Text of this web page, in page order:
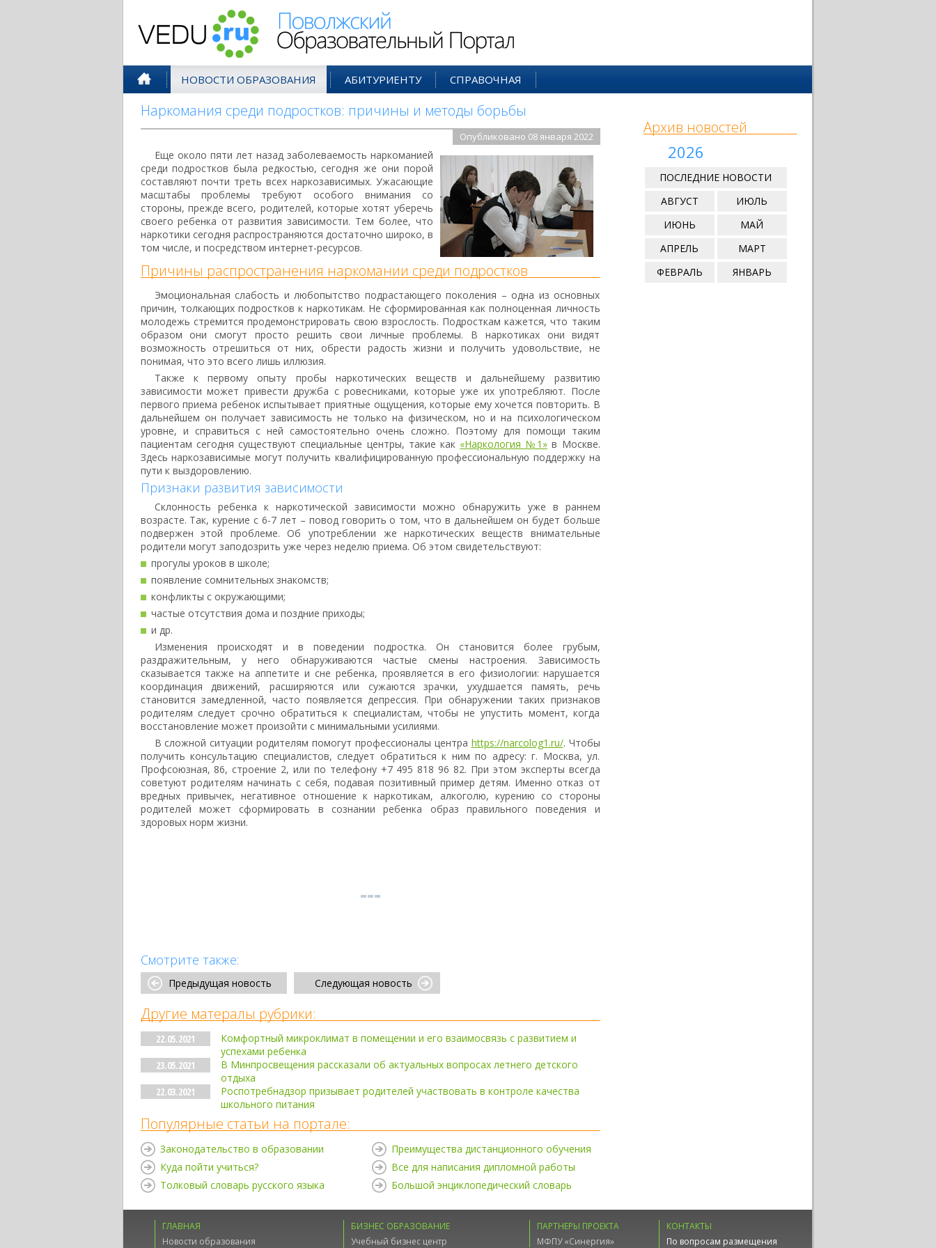
НОВОСТИ ОБРАЗОВАНИЯ АБИТУРИЕНТУ СПРАВОЧНАЯ
Наркомания среди подростков: причины и методы борьбы
Опубликовано 08 января 2022
Еще около пяти лет назад заболеваемость наркоманией
среди подростков была редкостью, сегодня же они порой
составляют почти треть всех наркозависимых. Ужасающие
масштабы проблемы требуют особого внимания со
стороны, прежде всего, родителей, которые хотят уберечь
своего ребенка от развития зависимости. Тем более, что
наркотики сегодня распространяются достаточно широко, в
том числе, и посредством интернет-ресурсов.
Причины распространения наркомании среди подростков
Эмоциональная слабость и любопытство подрастающего поколения – одна из основных
причин, толкающих подростков к наркотикам. Не сформированная как полноценная личность
молодежь стремится продемонстрировать свою взрослость. Подросткам кажется, что таким
образом они смогут просто решить свои личные проблемы. В наркотиках они видят
возможность отрешиться от них, обрести радость жизни и получить удовольствие, не
понимая, что это всего лишь иллюзия.
Также к первому опыту пробы наркотических веществ и дальнейшему развитию
зависимости может привести дружба с ровесниками, которые уже их употребляют. После
первого приема ребенок испытывает приятные ощущения, которые ему хочется повторить. В
дальнейшем он получает зависимость не только на физическом, но и на психологическом
уровне, и справиться с ней самостоятельно очень сложно. Поэтому для помощи таким
пациентам сегодня существуют специальные центры, такие как «Наркология №1»в Москве.
Здесь наркозависимые могут получить квалифицированную профессиональную поддержку на
пути к выздоровлению.
Признаки развития зависимости
Склонность ребенка к наркотической зависимости можно обнаружить уже в раннем
возрасте. Так, курение с 6-7 лет – повод говорить о том, что в дальнейшем он будет больше
подвержен этой проблеме. Об употреблении же наркотических веществ внимательные
родители могут заподозрить уже через неделю приема. Об этом свидетельствуют:
прогулы уроков в школе;
появление сомнительных знакомств;
конфликты с окружающими;
частые отсутствия дома и поздние приходы;
и др.
Изменения происходят и в поведении подростка. Он становится более грубым,
раздражительным, у него обнаруживаются частые смены настроения. Зависимость
сказывается также на аппетите и сне ребенка, проявляется в его физиологии: нарушается
координация движений, расширяются или сужаются зрачки, ухудшается память, речь
становится замедленной, часто появляется депрессия. При обнаружении таких признаков
родителям следует срочно обратиться к специалистам, чтобы не упустить момент, когда
восстановление может произойти с минимальными усилиями.
В сложной ситуации родителям помогут профессионалы центра https://narcolog1.ru/. Чтобы
получить консультацию специалистов, следует обратиться к ним по адресу: г. Москва, ул.
Профсоюзная, 86, строение 2, или по телефону +7 495 818 96 82. При этом эксперты всегда
советуют родителям начинать с себя, подавая позитивный пример детям. Именно отказ от
вредных привычек, негативное отношение к наркотикам, алкоголю, курению со стороны
родителей может сформировать в сознании ребенка образ правильного поведения и
здоровых норм жизни.
Смотрите также:
Предыдущая новость Следующая новость
Другие матералы рубрики:
22.05.2021
Комфортный микроклимат в помещении и его взаимосвязь с развитием и
успехами ребенка
23.05.2021
В Минпросвещения рассказали об актуальных вопросах летнего детского
отдыха
22.03.2021
Роспотребнадзор призывает родителей участвовать в контроле качества
школьного питания
Популярные статьи на портале:
Законодательство в образовании
Куда пойти учиться?
Толковый словарь русского языка
Преимущества дистанционного обучения
Все для написания дипломной работы
Большой энциклопедический словарь
Архив новостей
2026
ПОСЛЕДНИЕ НОВОСТИ
АВГУСТ
ИЮЛЬ
ИЮНЬ
МАЙ
АПРЕЛЬ
МАРТ
ФЕВРАЛЬ
ЯНВАРЬ
ГЛАВНАЯ
Новости образования
БИЗНЕС ОБРАЗОВАНИЕ
Учебный бизнес центр
ПАРТНЕРЫ ПРОЕКТА
МФПУ «Синергия»
КОНТАКТЫ
По вопросам размещения